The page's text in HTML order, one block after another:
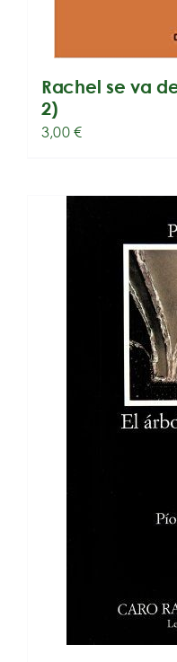
Rachel se va
2)
3,00€